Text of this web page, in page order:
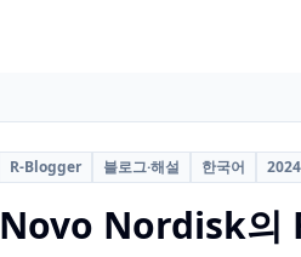
R-Blogger 블로그·해설 한국어
Novo Nordisk의